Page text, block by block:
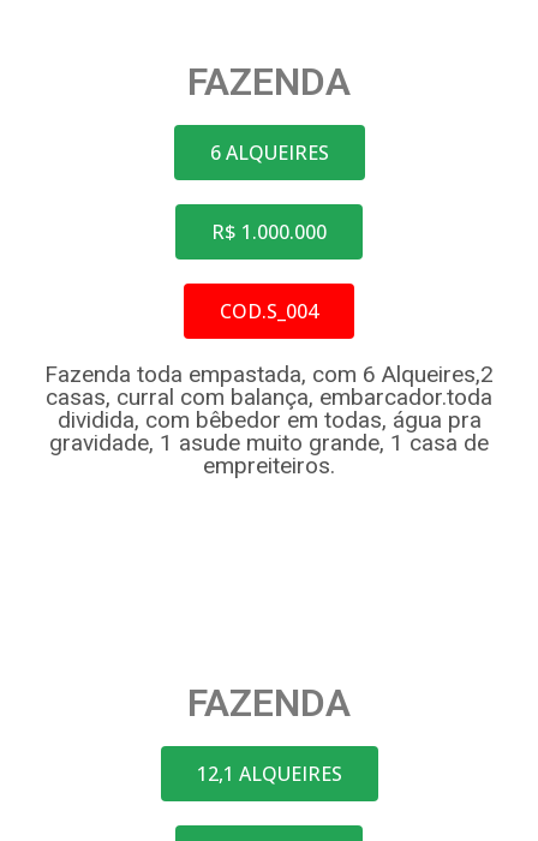
FAZENDA
6 ALQUEIRES
R$ 1.000.000
COD.S_004
Fazenda toda empastada, com 6 Alqueires,2
casas, curral com balança, embarcador.toda
dividida, com bêbedor em todas, água pra
gravidade, 1 asude muito grande, 1 casa de
empreiteiros.
FAZENDA
12,1 ALQUEIRES